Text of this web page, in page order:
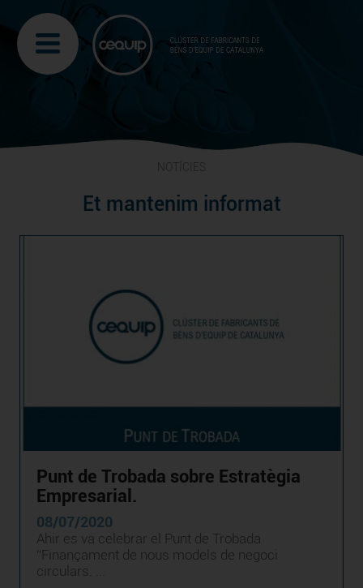
Et mantenim informat
Punt de Trobada sobre Estratègia
Empresarial.
08/07/2020
Ahir es va celebrar el Punt de Trobada
“Finançament de nous models de negoci
circulars. ...